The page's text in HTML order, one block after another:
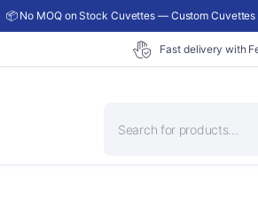
📦 No MOQ on Stock Cuvettes — Custom
Fast delivery with
search